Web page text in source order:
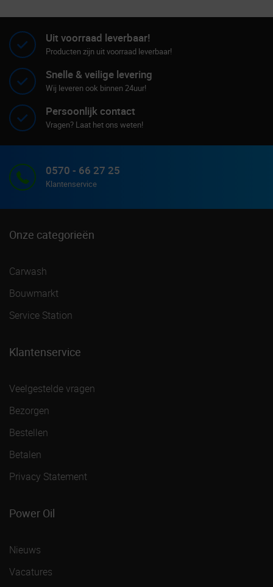
Uit voorraad leverbaar!
Producten zijn uit voorraad leverbaar!
Snelle & veilige levering
Wij leveren ook binnen 24uur!
Persoonlijk contact
Vragen? Laat het ons weten!
0570 - 66 27 25
Klantenservice
Onze categorieën
Carwash
Bouwmarkt
Service Station
Klantenservice
Veelgestelde vragen
Bezorgen
Bestellen
Betalen
Privacy Statement
Power Oil
Nieuws
Vacatures